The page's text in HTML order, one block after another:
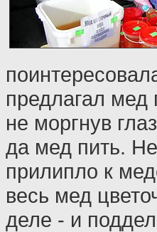
предлагал
не моргнув
да мед пить.
прилипло к
весь мед
деле - и